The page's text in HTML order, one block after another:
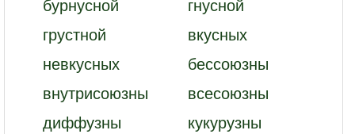
грустной
вкусных
невкусных
бессоюзны
внутрисоюзны
всесоюзны
диффузны
кукурузны